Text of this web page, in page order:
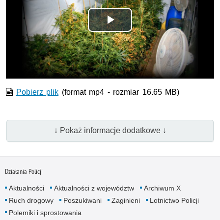
Odtwórz
wideo
Pobierz plik (format mp4 - rozmiar 16.65 MB)
↓ Pokaż informacje dodatkowe ↓
Działania Policji
Aktualności Aktualności z województw
Archiwum X
Ruch drogowy
Poszukiwani Zaginieni
Lotnictwo Policji
Polemiki i sprostowania